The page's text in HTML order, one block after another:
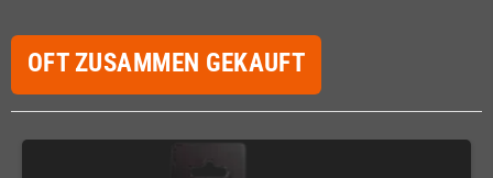
OFT ZUSAMMEN GEKAUFT